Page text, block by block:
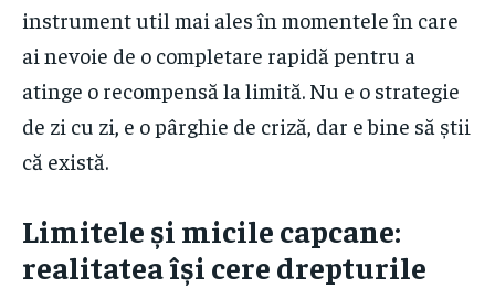
instrument util mai ales în momentele în care
ai nevoie de o completare rapidă pentru a
atinge o recompensă la limită. Nu e o strategie
de zi cu zi, e o pârghie de criză, dar e bine să știi
că există.
Limitele și micile capcane:
realitatea își cere drepturile